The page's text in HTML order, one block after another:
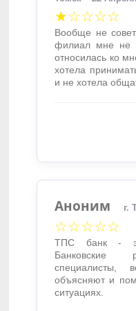
★☆☆☆☆
Вообще не
филиал мне не
относилась ко
хотела
и не хотела
Аноним г.
☆☆☆☆☆
ТПС банк -
Банковские
специалисты,
объясняют и
ситуациях.